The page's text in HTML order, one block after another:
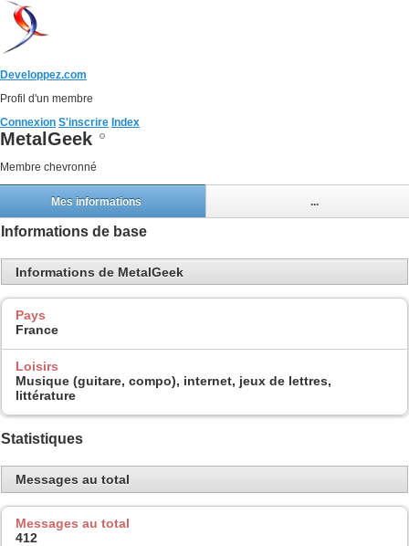
Developpez.com
Profil d'un membre
Connexion S'inscrire Index
MetalGeek
Membre chevronné
Mes informations ...
Informations de base
Informations de MetalGeek
Pays
France
Loisirs
Musique (guitare, compo), internet, jeux de lettres,
littérature
Statistiques
Messages au total
Messages au total
412